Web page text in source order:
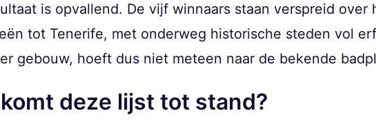
is opvallend. De vijf winnaars staan verspreid over
tot Tenerife, met onderweg historische steden vol
gebouw, hoeft dus niet meteen naar de bekende
deze lijst tot stand?